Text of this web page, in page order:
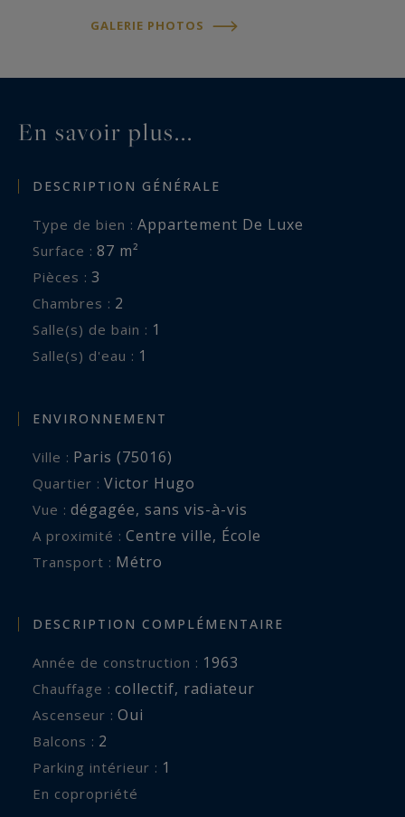
GALERIE PHOTOS
En savoir plus...
DESCRIPTION GÉNÉRALE
Type de bien : Appartement De Luxe
Surface : 87 m²
Pièces : 3
Chambres : 2
Salle(s) de bain : 1
Salle(s) d'eau : 1
ENVIRONNEMENT
Ville : Paris (75016)
Quartier : Victor Hugo
Vue : dégagée, sans vis-à-vis
A proximité : Centre ville, École
Transport : Métro
DESCRIPTION COMPLÉMENTAIRE
Année de construction : 1963
Chauffage : collectif, radiateur
Ascenseur : Oui
balcons : 2
parking intérieur : 1
En copropriété